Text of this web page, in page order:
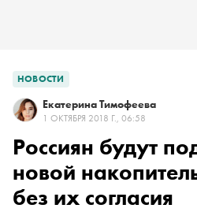
НОВОСТИ
Екатерина Тимофеева
1 ОКТЯБРЯ 2018 Г., 06:58
Россиян будут
новой
без их согласия